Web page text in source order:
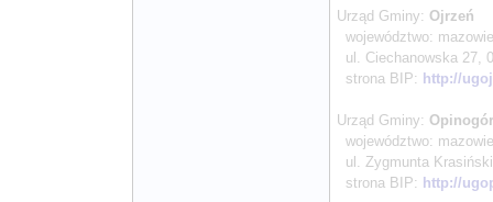
Urząd Gminy: Ojrzeń
województwo:
ul. Ciechanowska 27,
strona BIP: http://
Urząd Gminy:
województwo:
ul. Zygmunta
strona BIP: http://